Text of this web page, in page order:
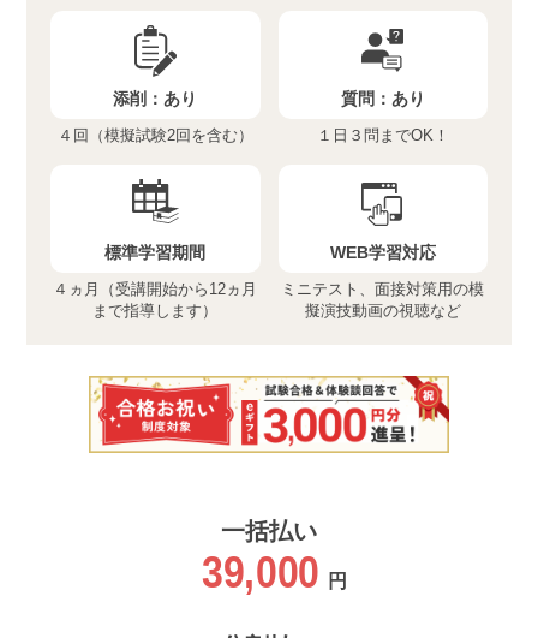
添削：あり
４回（模擬試験2回を含む）
質問： あり
１日３問までOK！
標準学習期間
４ヵ月（受講開始から12ヵ月
まで指導します）
WEB学習対応
ミニテスト、面接対策用の模
擬演技動画の視聴など
一括払い
39,000 円